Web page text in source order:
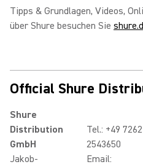
Tipps & Grundlagen, Videos,
über Shure besuchen Sie
Official Shure
Shure
Distribution
GmbH
Jakob-
Tel.: +49 7262
2543650
Email: